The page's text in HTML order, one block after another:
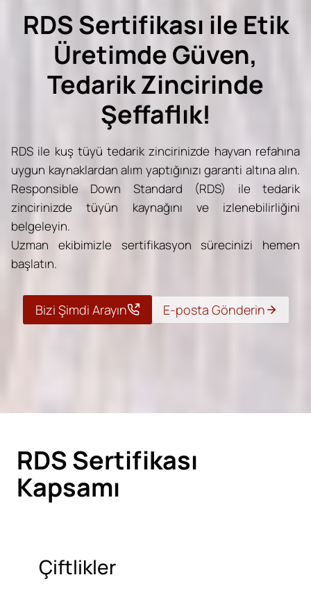
RDS Sertifikası ile Etik
Üretimde Güven,
Tedarik Zincirinde
Şeffaflık!
RDS ile kuş tüyü tedarik zincirinizde hayvan refahına
uygun kaynaklardan alım yaptığınızı garanti altına alın.
Responsible Down Standard (RDS) ile tedarik
zincirinizde tüyün kaynağını ve izlenebilirliğini
belgeleyin.
Uzman ekibimizle sertifikasyon sürecinizi hemen
başlatın.
Bizi Şimdi Arayın E-posta Gönderin
RDS Sertifikası
Kapsamı
Çiftlikler